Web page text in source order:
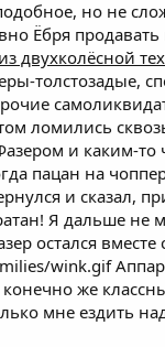
но не
Ёбря
двухколёсной
толстозадые,
ломились
и каким-
пацан на
и сказал,
Я дальше не
остался вместе
wink.gif
же
мне ездить